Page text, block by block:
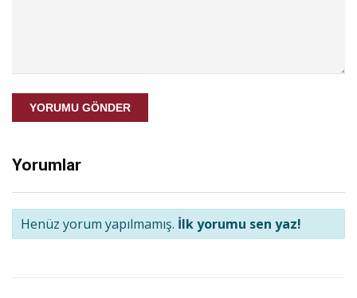
YORUMU GÖNDER
Yorumlar
Henüz yorum yapılmamış. İlk yorumu sen yaz!